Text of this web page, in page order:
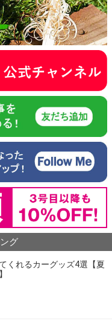
グ
くれるカーグッズ4選【夏